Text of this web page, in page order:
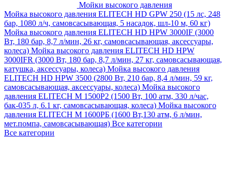
Мойки высокого давления
Мойка высокого давления ELITECH HD GPW 250 (15 лс, 248
бар, 1080 л/ч, самовсасывающая, 5 насадок, шл-10 м, 60 кг)
Мойка высокого давления ELITECH HD HPW 3000IF (3000
Вт, 180 бар, 8,7 л/мин, 26 кг, самовсасывающая, аксессуары,
колеса) Мойка высокого давления ELITECH HD HPW
3000IFR (3000 Вт, 180 бар, 8,7 л/мин, 27 кг, самовсасывающая,
катушка, аксессуары, колеса) Мойка высокого давления
ELITECH HD HPW 3500 (2800 Вт, 210 бар, 8,4 л/мин, 59 кг,
самовсасывающая, аксессуары, колеса) Мойка высокого
давления ELITECH M 1500P2 (1500 Вт, 100 атм, 330 л/час,
бак-035 л, 6.1 кг, самовсасывающая, колеса) Мойка высокого
давления ELITECH М 1600РБ (1600 Вт,130 атм, 6 л/мин,
мет.помпа, самовсасывающая) Все категории
Все категории